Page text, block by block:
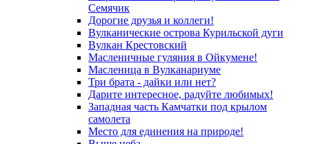
Семячик
Дорогие друзья и коллеги!
Вулканические острова Курильской дуги
Вулкан Крестовский
Масленичные гуляния в Ойкумене!
Масленица в Вулканариуме
Три брата - дайки или нет?
Дарите интересное, радуйте любимых!
Западная часть Камчатки под крылом
самолета
Место для единения на природе!